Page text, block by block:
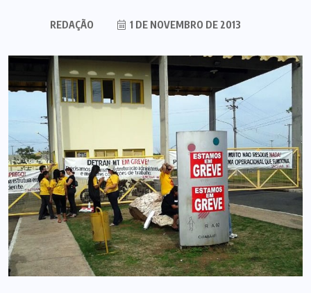
REDAÇÃO 1 DE NOVEMBRO DE 2013